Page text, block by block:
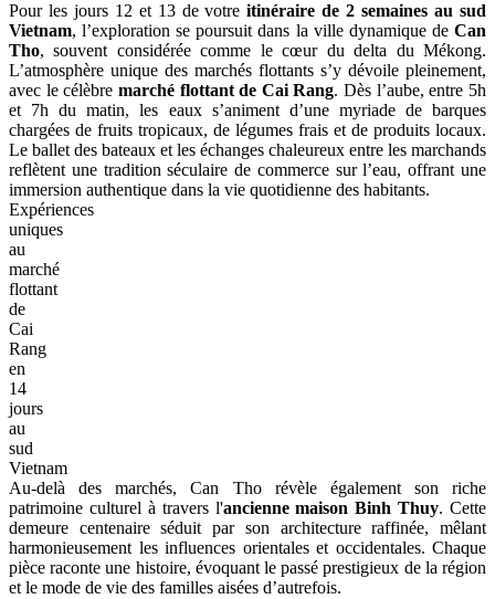
Pour les jours 12 et 13 de votreitinéraire de 2 semaines au sud
Vietnam, l’exploration se poursuit dans la ville dynamique de Can
Tho, souvent considérée comme le cœur du delta du Mékong.
L’atmosphère unique des marchés flottants s’y dévoile pleinement,
avec le célèbre marché flottant de Cai Rang. Dès l’aube, entre 5h
et 7h du matin, les eaux s’animent d’une myriade de barques
chargées de fruits tropicaux, de légumes frais et de produits locaux.
Le ballet des bateaux et les échanges chaleureux entre les marchands
reflètent une tradition séculaire de commerce sur l’eau, offrant une
immersion authentique dans la vie quotidienne des habitants.
Expériences
uniques
au
marché
flottant
de
Cai
Rang
en
14
jours
au
sud
Vietnam
Au-delà des marchés, Can Tho révèle également son riche
patrimoine culturel à travers l'ancienne maison Binh Thuy. Cette
demeure centenaire séduit par son architecture raffinée, mêlant
harmonieusement les influences orientales et occidentales. Chaque
pièce raconte une histoire, évoquant le passé prestigieux de la région
et le mode de vie des familles aisées d’autrefois.